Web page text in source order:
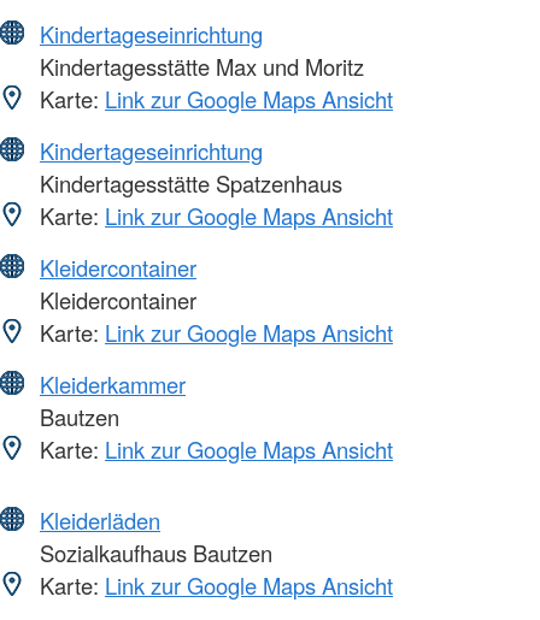
Kindertageseinrichtung
Kindertagesstätte Max und Moritz
Karte: Link zur Google Maps Ansicht
Kindertageseinrichtung
Kindertagesstätte Spatzenhaus
Karte: Link zur Google Maps Ansicht
Kleidercontainer
Kleidercontainer
Karte: Link zur Google Maps Ansicht
Kleiderkammer
Bautzen
Karte: Link zur Google Maps Ansicht
Kleiderläden
Sozialkaufhaus Bautzen
Karte: Link zur Google Maps Ansicht